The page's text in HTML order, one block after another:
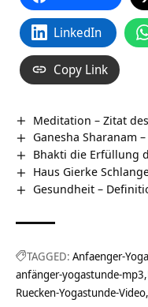
LinkedIn
Copy Link
Meditation – Zitat
Ganesha Sharanam
Bhakti die Erfüllung
Gesundheit –
TAGGED: Anfaenger-
anfänger-yogastunde-mp3
Ruecken-Yogastunde-Video